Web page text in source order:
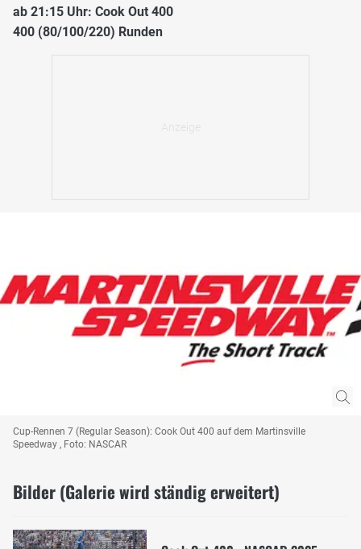
ab 21:15 Uhr: Cook Out 400
400 (80/100/220) Runden
Cup-Rennen 7 (Regular Season): Cook Out 400 auf dem Martinsville
Speedway , Foto: NASCAR
Bilder (Galerie wird ständig erweitert)